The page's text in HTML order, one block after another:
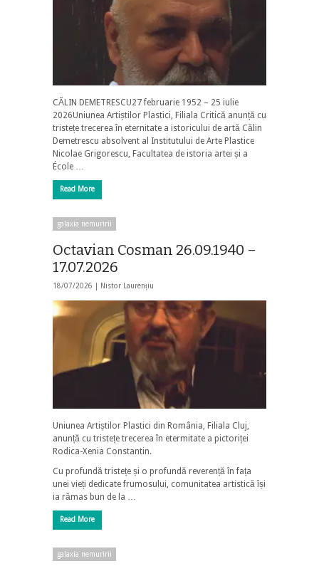
CĂLIN DEMETRESCU27 februarie 1952 – 25 iulie
2026Uniunea Artiștilor Plastici, Filiala Critică anunță cu
tristețe trecerea în eternitate a istoricului de artă Călin
Demetrescu absolvent al Institutului de Arte Plastice
Nicolae Grigorescu, Facultatea de istoria artei și a
École …
Read More
galaxia nemuririi
Octavian Cosman 26.09.1940 –
17.07.2026
18/07/2026 | Nistor Laurențiu
Uniunea Artiștilor Plastici din România, Filiala Cluj,
anunță cu tristețe trecerea în etermitate a pictoriței
Rodica-Xenia Constantin.
Cu profundă tristețe și o profundă reverență în fața
unei vieți dedicate frumosului, comunitatea artistică își
ia rămas bun de la …
Read More
galaxia nemuririi